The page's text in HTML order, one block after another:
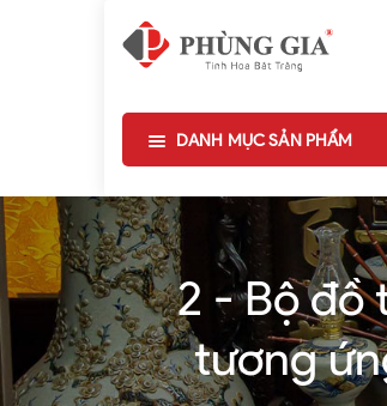
DANH MỤC SẢN PHẨM
2 - Bộ đồ
tương